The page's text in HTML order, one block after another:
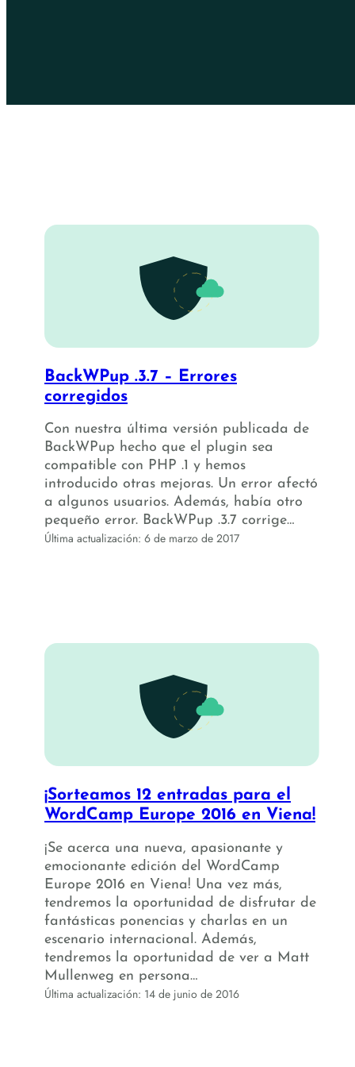
BackWPup .3.7 – Errores
corregidos
Con nuestra última versión publicada de
BackWPup hecho que el plugin sea
compatible con PHP .1 y hemos
introducido otras mejoras. Un error afectó
a algunos usuarios. Además, había otro
pequeño error. BackWPup .3.7 corrige…
Última actualización: 6 de marzo de 2017
¡Sorteamos 12 entradas para el
WordCamp Europe 2016 en Viena!
¡Se acerca una nueva, apasionante y
emocionante edición del WordCamp
Europe 2016 en Viena! Una vez más,
tendremos la oportunidad de disfrutar de
fantásticas ponencias y charlas en un
escenario internacional. Además,
tendremos la oportunidad de ver a Matt
Mullenweg en persona…
Última actualización: 14 de junio de 2016